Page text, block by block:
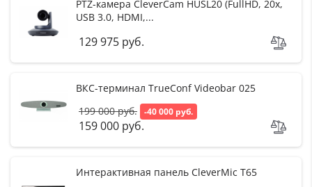
PTZ-камера CleverCam HUSL20 (FullHD, 20x,
USB 3.0, HDMI,...
129 975 руб.
ВКС-терминал TrueConf Videobar 025
199 000 руб. -40 000 руб.
159 000 руб.
Интерактивная панель CleverMic T65